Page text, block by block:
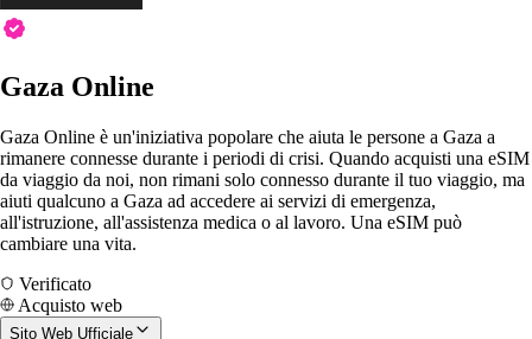
Gaza Online
Gaza Online è un'iniziativa popolare che aiuta le persone a Gaza a
rimanere connesse durante i periodi di crisi. Quando acquisti una eSIM
da viaggio da noi, non rimani solo connesso durante il tuo viaggio, ma
aiuti qualcuno a Gaza ad accedere ai servizi di emergenza,
all'istruzione, all'assistenza medica o al lavoro. Una eSIM può
cambiare una vita.
Verificato
Acquisto web
Sito Web Ufficiale